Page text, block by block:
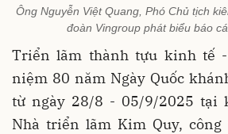
Ông Nguyễn Việt Quang, Phó Chủ tịch
đoàn Vingroup phát biểu báo
Triển lãm thành tựu kinh tế
niệm 80 năm Ngày Quốc
từ ngày 28/8 - 05/9/2025 tại
Nhà triển lãm Kim Quy,